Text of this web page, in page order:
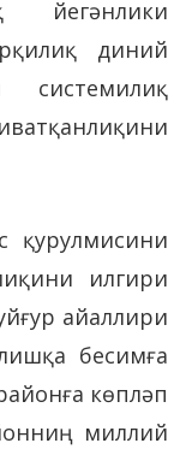
йегәнлики
диний
қурулмисини
илгири
айаллири
бесимға
көпләп
миллий